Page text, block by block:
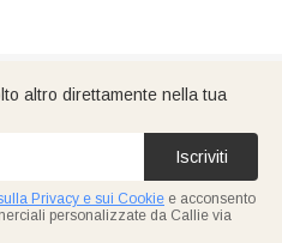
altro direttamente nella tua
Iscriviti
Privacy e sui Cookie e acconsento
personalizzate da Callie via